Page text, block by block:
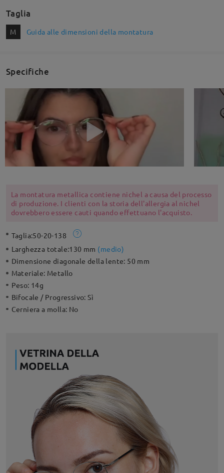
Taglia
M Guida alle dimensioni della montatura
Specifiche
La montatura metallica contiene nichel a causa del processo
di produzione. I clienti con la storia dell'allergia al nichel
dovrebbero essere cauti quando effettuano l'acquisto.
Taglia:50-20-138
Larghezza totale:130 mm (medio)
Dimensione diagonale della lente: 50 mm
Materiale: Metallo
Peso: 14g
Bifocale / Progressivo:Sì
Cerniera a molla: No